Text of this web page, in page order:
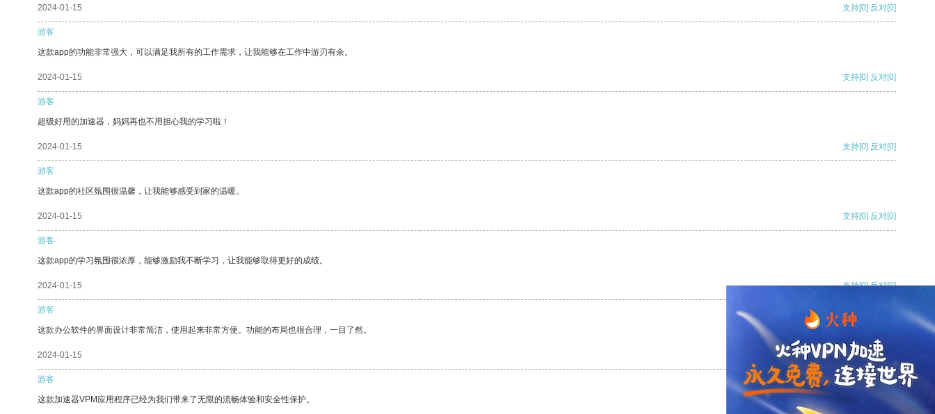
2024-01-15 支持[0] 反对[0]
游客
这款app的功能非常强大，可以满足我所有的工作需求，让我能够在工作中游刃有余。
2024-01-15 支持[0] 反对[0]
游客
超级好用的加速器，妈妈再也不用担心我的学习啦！
2024-01-15 支持[0] 反对[0]
游客
这款app的社区氛围很温馨，让我能够感受到家的温暖。
2024-01-15 支持[0] 反对[0]
游客
这款app的学习氛围很浓厚，能够激励我不断学习，让我能够取得更好的成绩。
2024-01-15 支持[0] 反对[0]
游客
这款办公软件的界面设计非常简洁，使用起来非常方便。功能的布局也很合理，一目了然。
2024-01-15 支持[0] 反对
游客
这款加速器VPM应用程序已经为我们带来了无限的流畅体验和安全性保护。